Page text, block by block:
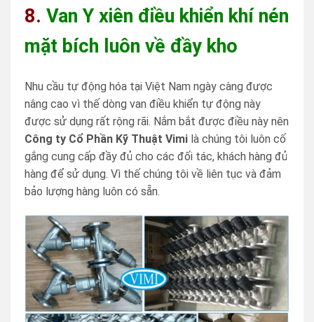
8. Van Y xiên điều khiển khí nén
mặt bích luôn về đầy kho
Nhu cầu tự động hóa tại Việt Nam ngày càng được
nâng cao vì thế dòng van điều khiển tự động này
được sử dụng rất rộng rãi. Nắm bắt được điều này nên
Công ty Cổ Phần Kỹ Thuật Vimi là chúng tôi luôn cố
gắng cung cấp đầy đủ cho các đối tác, khách hàng đủ
hàng để sử dụng. Vì thế chúng tôi về liên tục và đảm
bảo lượng hàng luôn có sẵn.